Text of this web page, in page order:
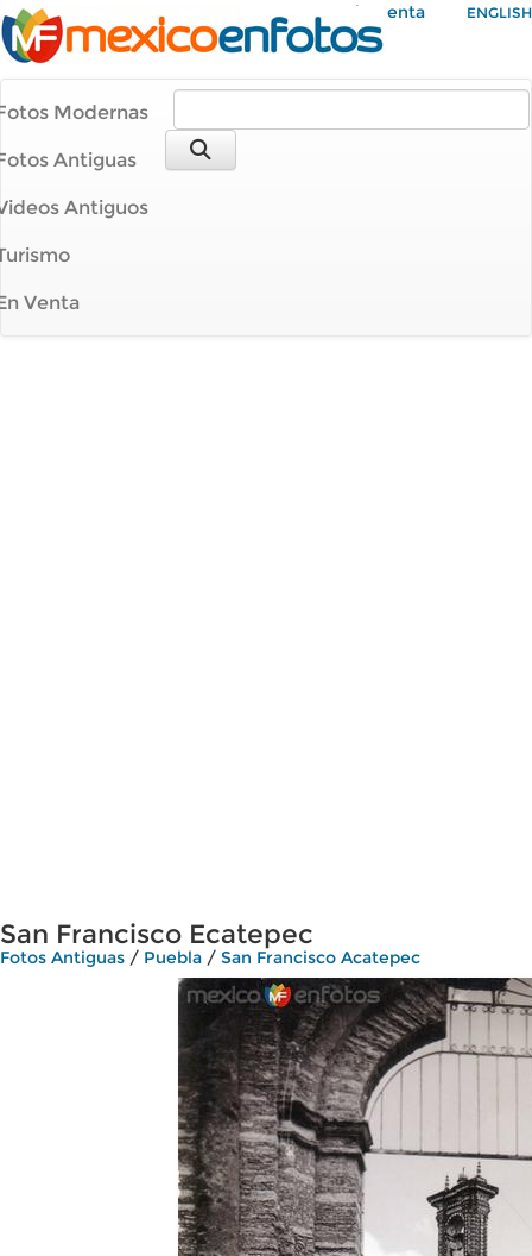
Mi Cuenta ENGLISH
Modernas
Antiguas
Antiguos
Venta
San Francisco Ecatepec
Fotos Antiguas / Puebla / San Francisco Acatepec